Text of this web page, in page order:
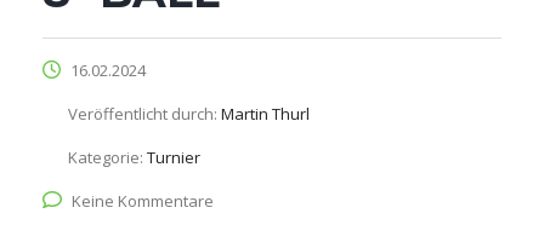
16.02.2024
Veröffentlicht durch: Martin Thurl
Kategorie: Turnier
Keine Kommentare